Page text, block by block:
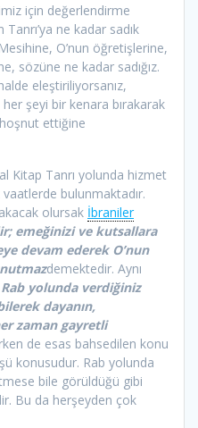
için değerlendirme
ne kadar sadık
O’nun öğretişlerine,
sözüne ne kadar sadığız.
eleştiriliyorsanız,
her şeyi bir kenara bırakarak
ettiğine
Kitap Tanrı yolunda hizmet
bulunmaktadır.
olursak İbraniler
emeğinizi ve kutsallara
devam ederek O’nun
demektedir. Aynı
Rab yolunda verdiğiniz
dayanın,
zaman gayretli
de esas bahsedilen konu
konusudur. Rab yolunda
bile görüldüğü gibi
Bu da herşeyden çok